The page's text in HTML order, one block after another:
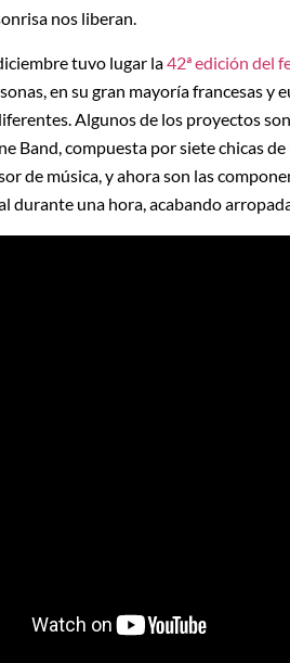
nos liberan.
tuvo lugar la42ª edición del
en su gran mayoría francesas
Algunos de los proyectos
Band, compuesta por siete chicas
de música, y ahora son las
durante una hora, acabando